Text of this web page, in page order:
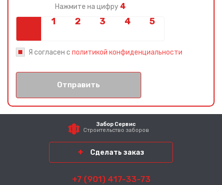
Нажмите на цифру 4
Я согласен с политикой конфиденциальности
Отправить
Забор Сервис
Строительство заборов
Сделать заказ
+7 (901) 417-33-73